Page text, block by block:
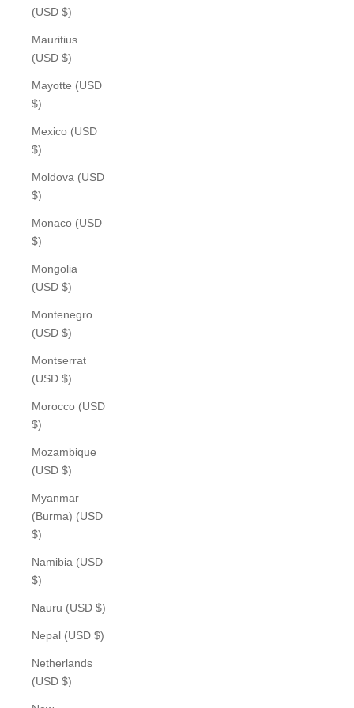
(USD $)
Mauritius
(USD $)
Mayotte (USD
$)
Mexico (USD
$)
Moldova (USD
$)
Monaco (USD
$)
Mongolia
(USD $)
Montenegro
(USD $)
Montserrat
(USD $)
Morocco (USD
$)
Mozambique
(USD $)
Myanmar
(Burma) (USD
$)
Namibia (USD
$)
Nauru (USD $)
Nepal (USD $)
Netherlands
(USD $)